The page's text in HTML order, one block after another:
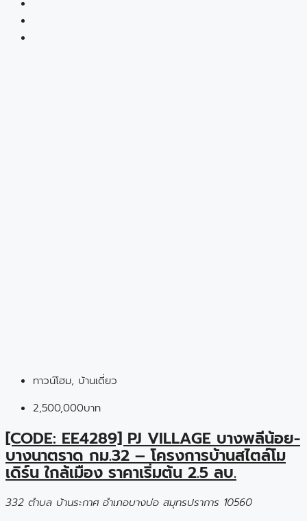
ทาวน์โฮม, บ้านเดี่ยว
2,500,000บาท
[CODE: EE4289] PJ VILLAGE บางพลีน้อย-
บางนาตราด กม.32 – โครงการบ้านสไตล์โม
เดิร์น ใกล้เมือง ราคาเริ่มต้น 2.5 ลบ.
332 ตำบล บ้านระกาศ อำเภอบางบ่อ สมุทรปราการ 10560